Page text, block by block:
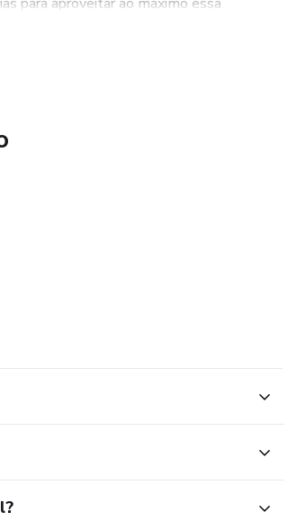
as suas vendas e a conquistar a sua